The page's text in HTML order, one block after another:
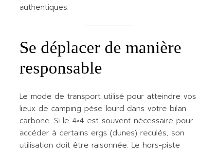
authentiques.
Se déplacer de manière
responsable
Le mode de transport utilisé pour atteindre vos
lieux de camping pèse lourd dans votre bilan
carbone. Si le 4×4 est souvent nécessaire pour
accéder à certains ergs (dunes) reculés, son
utilisation doit être raisonnée. Le hors-piste